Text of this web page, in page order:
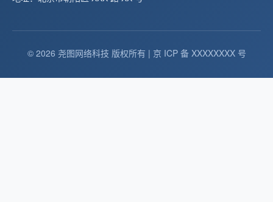
© 2026 尧图网络科技 版权所有 | 京 ICP 备 XXXXXXXX 号